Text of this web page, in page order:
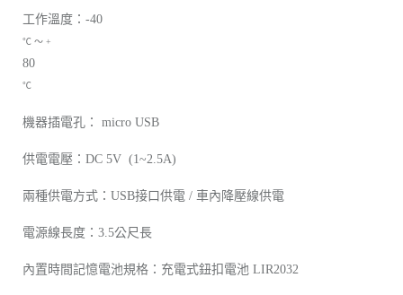
工作溫度：-40
℃ ～ +
80
℃
機器插電孔： micro USB
供電電壓：DC 5V (1~2.5A)
兩種供電方式：USB接口供電 / 車內降壓線供電
電源線長度：3.5公尺長
內置時間記憶電池規格：充電式鈕扣電池 LIR2032